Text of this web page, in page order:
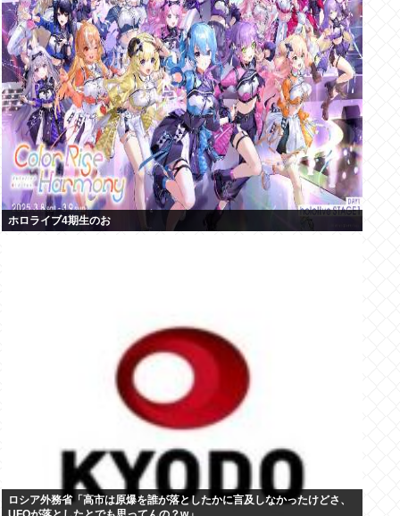
ホロライブ4期生のお
ロシア外務省「高市は原爆を誰が落としたかに言及しなかったけどさ、